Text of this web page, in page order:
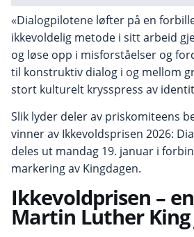
«Dialogpilotene løfter på en
ikkevoldelig metode i sitt arbeid
og løse opp i misforståelser og
til konstruktiv dialog i og mellom
stort kulturelt krysspress av
Slik lyder deler av priskomiteens
vinner av Ikkevoldsprisen 2026:
deles ut mandag 19. januar i
markering av Kingdagen.
Ikkevoldprisen –
Martin Luther